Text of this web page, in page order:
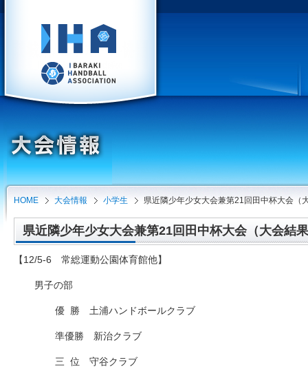
HOME 大会情報 小学生 県近隣少年少女大会兼第21回田中杯大会（
県近隣少年少女大会兼第21回田中杯大会（大会結
【12/5-6 常総運動公園体育館他】
男子の部
優 勝 土浦ハンドボールクラブ
準優勝 新治クラブ
三 位 守谷クラブ